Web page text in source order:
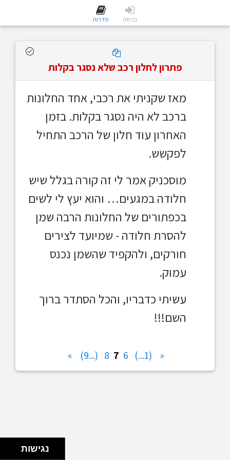
כניסה סדרות
פתרון לחלון רכב שלא נסגר בקלות
מאז שקניתי את רכבי, אחד החלונות
ברכב לא היה נסגר בקלות. בזמן
האחרון עוד חלון של הרכב התחיל
לפקשש.
מוסכניק אמר לי זה קורה בגלל שיש
חלודה במגעים… והוא יעץ לי לשים
בכפתורים של החלונות הרבה שמן
להסרת חלודה - שמיועד לצירים
חורקים, ולהקפיד שהשמן נכנס
עמוק.
עשיתי כדבריו, והכל הסתדר ברוך
השם!!!
«
(1...)
6
7
8
(...9)
»
נגישות